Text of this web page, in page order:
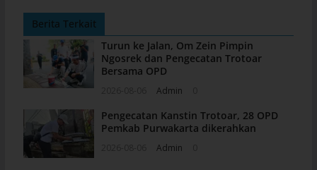
Berita Terkait
Turun ke Jalan, Om Zein Pimpin
Ngosrek dan Pengecatan Trotoar
Bersama OPD
Admin
Pengecatan Kanstin Trotoar, 28 OPD
Pemkab Purwakarta dikerahkan
Admin